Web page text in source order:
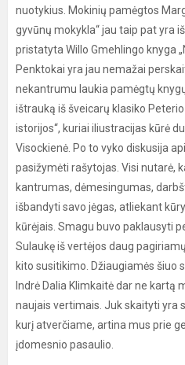
nuotykius. Mokinių pamėgtos
gyvūnų mokykla“ jau taip pat yra
pristatyta Willo Gmehlingo knyga
Penktokai yra jau nemažai
nekantrumu laukia pamėgtų
ištrauką iš šveicarų klasiko
istorijos“, kuriai iliustracijas kūrė
Visockienė. Po to vyko diskusija
pasižymėti rašytojas. Visi nutarė,
kantrumas, dėmesingumas,
išbandyti savo jėgas, atliekant
kūrėjais. Smagu buvo paklausyti
Sulaukę iš vertėjos daug
kito susitikimo. Džiaugiamės šiuo
Indrė Dalia Klimkaitė dar ne kartą
naujais vertimais. Juk skaityti yra
kurį atverčiame, artina mus prie
įdomesnio pasaulio.